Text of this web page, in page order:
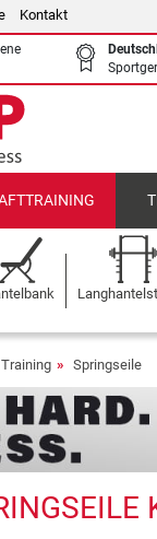
Kontakt
Springseile